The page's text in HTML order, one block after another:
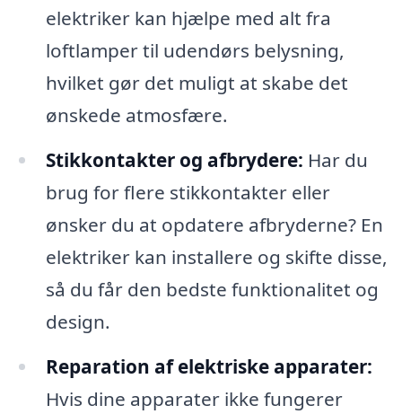
elektriker kan hjælpe med alt fra
loftlamper til udendørs belysning,
hvilket gør det muligt at skabe det
ønskede atmosfære.
Stikkontakter og afbrydere: Har du
brug for flere stikkontakter eller
ønsker du at opdatere afbryderne? En
elektriker kan installere og skifte disse,
så du får den bedste funktionalitet og
design.
Reparation af elektriske apparater:
Hvis dine apparater ikke fungerer